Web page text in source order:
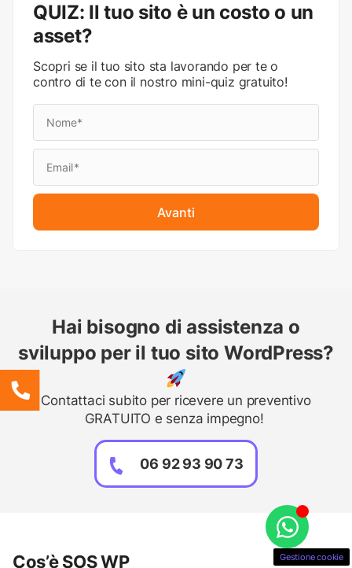
QUIZ: Il tuo sito è un costo o un
asset?
Scopri se il tuo sito sta lavorando per te o
contro di te con il nostro mini-quiz gratuito!
Avanti
Hai bisogno di assistenza o
sviluppo per il tuo sito WordPress?
Contattaci subito per ricevere un preventivo
GRATUITO e senza impegno!
06 92 93 90 73
Cos’è SOS WP Gestione cookie